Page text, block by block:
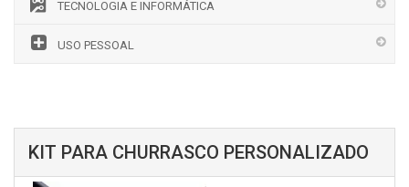
TECNOLOGIA E INFORMÁTICA
USO PESSOAL
KIT PARA CHURRASCO PERSONALIZADO